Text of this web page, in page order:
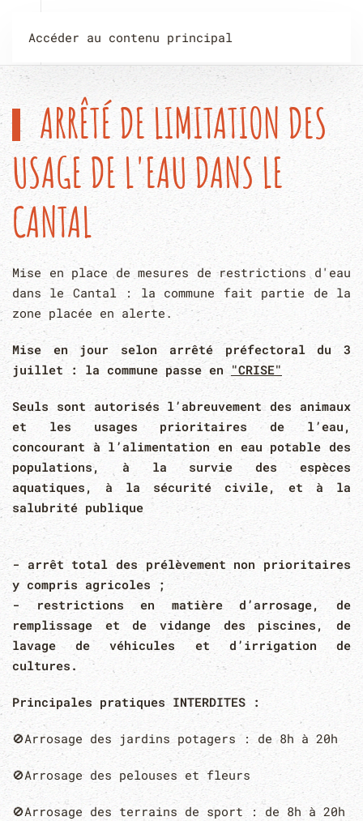
Accéder au contenu principal
ARRÊTÉ DE LIMITATION DES
USAGE DE L'EAU DANS LE
CANTAL
Mise en place de mesures de restrictions d'eau
dans le Cantal : la commune fait partie de la
zone placée en alerte.
Mise en jour selon arrêté préfectoral du 3
juillet : la commune passe en "CRISE"
Seuls sont autorisés l’abreuvement des animaux
et les usages prioritaires de l’eau,
concourant à l’alimentation en eau potable des
populations, à la survie des espèces
aquatiques, à la sécurité civile, et à la
salubrité publique
- arrêt total des prélèvement non prioritaires
y compris agricoles ;
- restrictions en matière d’arrosage, de
remplissage et de vidange des piscines, de
lavage de véhicules et d’irrigation de
cultures.
Principales pratiques INTERDITES :
🚫Arrosage des jardins potagers : de 8h à 20h
🚫Arrosage des pelouses et fleurs
🚫Arrosage des terrains de sport : de 8h à 20h